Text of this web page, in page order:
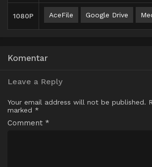
1080P AceFile Google Drive
Komentar
Leave a Reply
Your email address will not be published.
marked *
Comment *